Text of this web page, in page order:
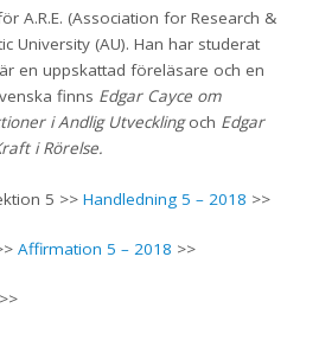
A.R.E. (Association for Research &
University (AU). Han har studerat
en uppskattad föreläsare och en
finns Edgar Cayce om
i Andlig Utvecklingoch Edgar
i Rörelse.
5 >>Handledning 5 – 2018 >>
Affirmation 5 – 2018 >>
>>